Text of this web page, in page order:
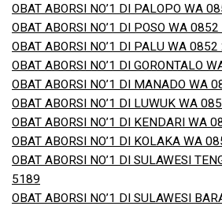
OBAT ABORSI NO’1 DI PALOPO WA
OBAT ABORSI NO’1 DI POSO WA
OBAT ABORSI NO’1 DI PALU WA
OBAT ABORSI NO’1 DI GORONTALO
OBAT ABORSI NO’1 DI MANADO WA
OBAT ABORSI NO’1 DI LUWUK WA
OBAT ABORSI NO’1 DI KENDARI WA
OBAT ABORSI NO’1 DI KOLAKA WA
OBAT ABORSI NO’1 DI SULAWESI
5189
OBAT ABORSI NO’1 DI SULAWESI